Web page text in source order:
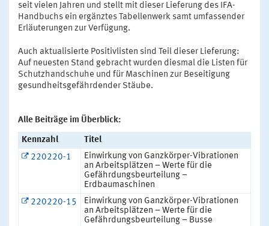
seit vielen Jahren und stellt mit dieser Lieferung des IFA-
Handbuchs ein ergänztes Tabellenwerk samt umfassender
Erläuterungen zur Verfügung.
Auch aktualisierte Positivlisten sind Teil dieser Lieferung:
Auf neuesten Stand gebracht wurden diesmal die Listen für
Schutzhandschuhe und für Maschinen zur Beseitigung
gesundheitsgefährdender Stäube.
Alle Beiträge im Überblick:
Kennzahl
Titel
220220-1
Einwirkung von Ganzkörper-Vibrationen
an Arbeitsplätzen – Werte für die
Gefährdungsbeurteilung –
Erdbaumaschinen
220220-15
Einwirkung von Ganzkörper-Vibrationen
an Arbeitsplätzen – Werte für die
Gefährdungsbeurteilung – Busse